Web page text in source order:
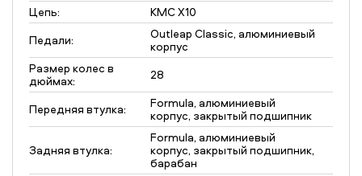
Цепь:
KMC X10
Педали:
Outleap Classic, алюминиевый
корпус
Размер колес в
дюймах:
28
Передняя втулка:
Formula, алюминиевый
корпус, закрытый подшипник
Задняя втулка:
Formula, алюминиевый
корпус, закрытый подшипник,
барабан